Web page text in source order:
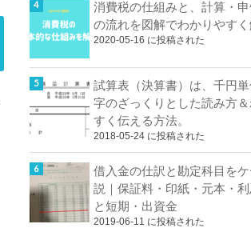
消費税の仕組みと、計算・
の流れを図解でわかりやすく
2020-05-16 に投稿された
試算表（決算書）は、千円
字のざっくりとした読み方
すく伝える方法。
2018-05-24 に投稿された
借入金の仕訳と勘定科目を
説｜保証料・印紙・元本・
と短期・出資金
2019-06-11 に投稿された